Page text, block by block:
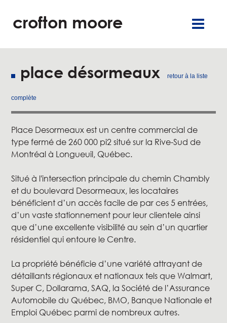
crofton moore carrières
à
place désormeaux retour à la liste
complète
Place Desormeaux est un centre commercial de
type fermé de 260 000 pi2 situé sur la Rive-Sud de
Montréal à Longueuil, Québec.
Situé à l'intersection principale du chemin Chambly
et du boulevard Desormeaux, les locataires
bénéficient d’un accès facile de par ces 5 entrées,
d’un vaste stationnement pour leur clientele ainsi
que d’une excellente visibilité au sein d’un quartier
résidentiel qui entoure le Centre.
La propriété bénéficie d’une variété attrayant de
détaillants régionaux et nationaux tels que Walmart,
Super C, Dollarama, SAQ, la Société de l’Assurance
Automobile du Québec, BMO, Banque Nationale et
Emploi Québec parmi de nombreux autres.